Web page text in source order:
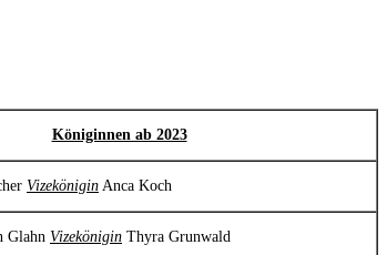
Königinnen ab 2023
Vizekönigin Anca Koch
Glahn Vizekönigin Thyra Grunwald